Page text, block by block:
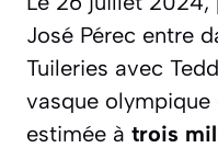
José Pérec entre
Tuileries avec
vasque olympique
estimée à trois